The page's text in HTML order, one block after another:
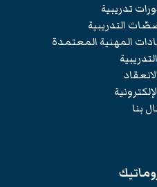
تدريبية
التدريبية
المهنية المعتمدة
بنا